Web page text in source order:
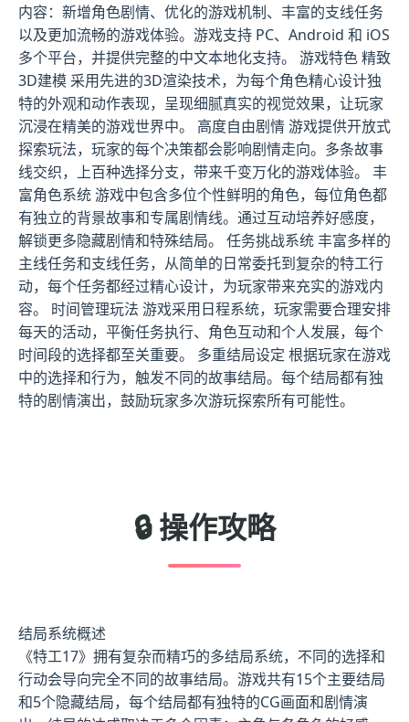
内容：新增角色剧情、优化的游戏机制、丰富的支线任务
以及更加流畅的游戏体验。游戏支持 PC、Android 和 iOS
多个平台，并提供完整的中文本地化支持。 游戏特色 精致
3D建模 采用先进的3D渲染技术，为每个角色精心设计独
特的外观和动作表现，呈现细腻真实的视觉效果，让玩家
沉浸在精美的游戏世界中。 高度自由剧情 游戏提供开放式
探索玩法，玩家的每个决策都会影响剧情走向。多条故事
线交织，上百种选择分支，带来千变万化的游戏体验。 丰
富角色系统 游戏中包含多位个性鲜明的角色，每位角色都
有独立的背景故事和专属剧情线。通过互动培养好感度，
解锁更多隐藏剧情和特殊结局。 任务挑战系统 丰富多样的
主线任务和支线任务，从简单的日常委托到复杂的特工行
动，每个任务都经过精心设计，为玩家带来充实的游戏内
容。 时间管理玩法 游戏采用日程系统，玩家需要合理安排
每天的活动，平衡任务执行、角色互动和个人发展，每个
时间段的选择都至关重要。 多重结局设定 根据玩家在游戏
中的选择和行为，触发不同的故事结局。每个结局都有独
特的剧情演出，鼓励玩家多次游玩探索所有可能性。
🔒 操作攻略
结局系统概述
《特工17》拥有复杂而精巧的多结局系统，不同的选择和
行动会导向完全不同的故事结局。游戏共有15个主要结局
和5个隐藏结局，每个结局都有独特的CG画面和剧情演